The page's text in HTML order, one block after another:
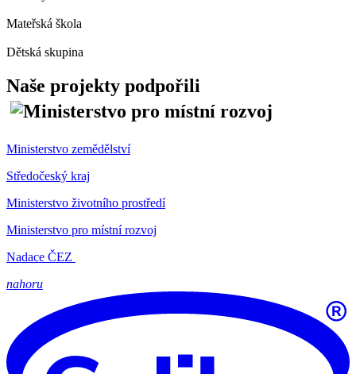
Mateřská škola
Dětská skupina
Naše projekty podpořili
Ministerstvo zemědělství
Středočeský kraj
Ministerstvo životního prostředí
Ministerstvo pro místní rozvoj
Nadace ČEZ
nahoru